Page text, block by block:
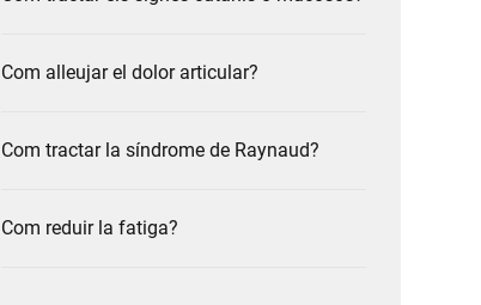
Com alleujar el dolor articular?
Com tractar la síndrome de Raynaud?
Com reduir la fatiga?